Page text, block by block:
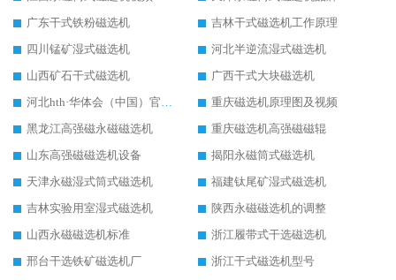
广东干式铁粉磁选机
吉林干式磁选机工作原理
四川锰矿湿式磁选机
河北半逆流湿式磁选机
山西矿石干式磁选机
广西干式大块磁选机
河北hth·华体会（中国）官方网站-hth.com 工作视频
重庆磁选机原理图及视频
黑龙江高强磁永磁磁选机
重庆磁选机高强磁磁辊
山东高强磁磁选机设备
揭阳永磁筒式磁选机
天津永磁湿式筒式磁选机
福建钛尾矿湿式磁选机
吉林实验用室湿式磁选机
陕西永磁磁选机的调整
山西永磁磁选机标准
浙江履带式干选磁选机
邢台干选铁矿磁选机厂
浙江干式磁选机型号